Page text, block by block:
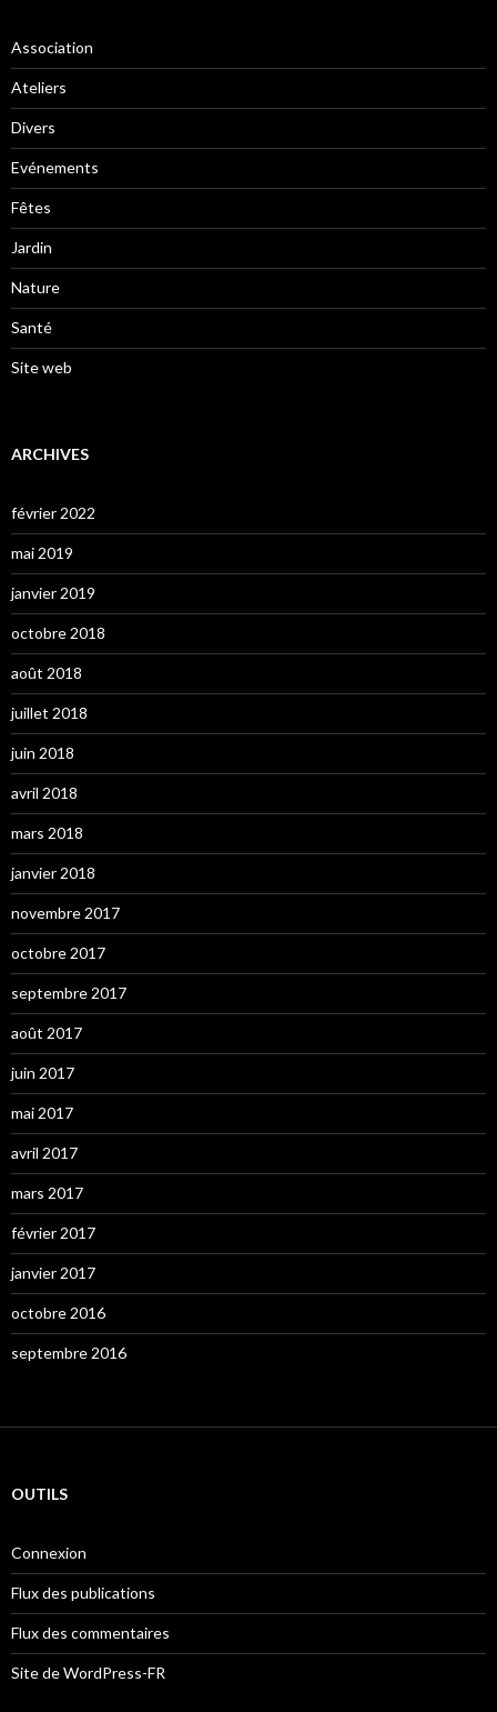
Association
Ateliers
Divers
Evénements
Fêtes
Jardin
Nature
Santé
Site web
ARCHIVES
février 2022
mai 2019
janvier 2019
octobre 2018
août 2018
juillet 2018
juin 2018
avril 2018
mars 2018
janvier 2018
novembre 2017
octobre 2017
septembre 2017
août 2017
juin 2017
mai 2017
avril 2017
mars 2017
février 2017
janvier 2017
octobre 2016
septembre 2016
OUTILS
Connexion
Flux des publications
Flux des commentaires
Site de WordPress-FR